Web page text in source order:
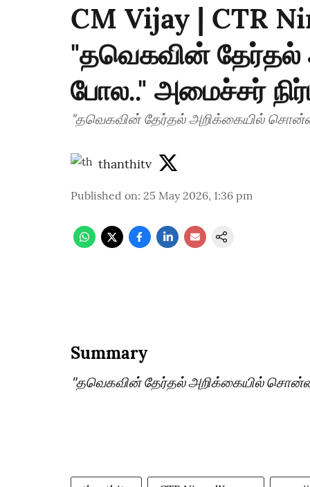
CM Vijay | CTR
"தவெகவின்
போல.." அமைச்சர்
"தவெகவின் தேர்தல் அறிக்கையில்
thanthitv
Published on: 25 May 2026, 1:36 pm
Summary
"தவெகவின் தேர்தல் அறிக்கையில்